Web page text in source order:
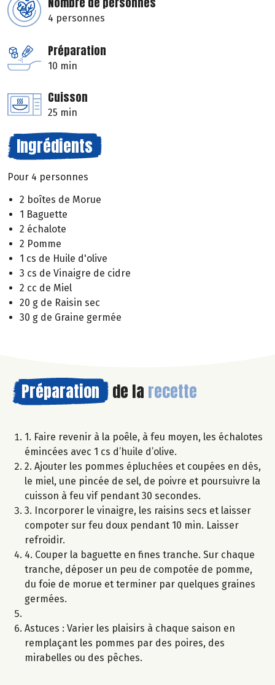
4 personnes
Préparation
10 min
Cuisson
25 min
Ingrédients
Pour 4 personnes
2 boîtes de Morue
1 Baguette
2 échalote
2 Pomme
1 cs de Huile d'olive
3 cs de Vinaigre de cidre
2 cc de Miel
20 g de Raisin sec
30 g de Graine germée
Préparation de la recette
1. Faire revenir à la poêle, à feu moyen, les échalotes
émincées avec 1 cs d’huile d’olive.
2. Ajouter les pommes épluchées et coupées en dés,
le miel, une pincée de sel, de poivre et poursuivre la
cuisson à feu vif pendant 30 secondes.
3. Incorporer le vinaigre, les raisins secs et laisser
compoter sur feu doux pendant 10 min. Laisser
refroidir.
4. Couper la baguette en fines tranche. Sur chaque
tranche, déposer un peu de compotée de pomme,
du foie de morue et terminer par quelques graines
germées.
Astuces : Varier les plaisirs à chaque saison en
remplaçant les pommes par des poires, des
mirabelles ou des pêches.